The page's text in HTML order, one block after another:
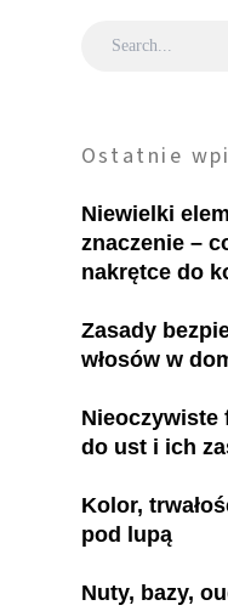
Ostatnie
Niewielki
znaczenie –
nakrętce do
Zasady
włosów w
Nieoczywiste
do ust i ich
Kolor,
pod lupą
Nuty, bazy,